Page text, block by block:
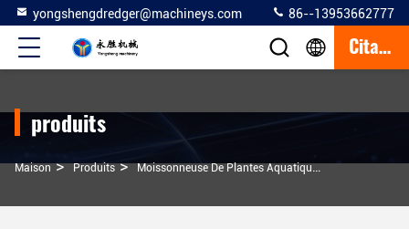
yongshengdredger@machineys.com 86--13953662777
Citation
produits
Maison > Produits > Moissonneuse De Plantes Aquatiques >